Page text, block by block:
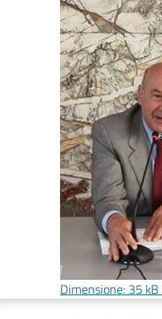
Dimensione: 35 kB